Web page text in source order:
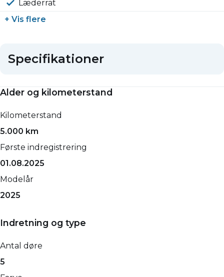
Læderrat
+ Vis flere
Specifikationer
Alder og kilometerstand
Kilometerstand
5.000 km
Første indregistrering
01.08.2025
Modelår
2025
Indretning og type
Antal døre
5